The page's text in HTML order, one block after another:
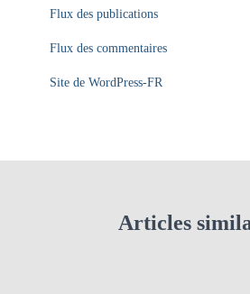
Flux des publications
Flux des commentaires
Site de WordPress-FR
Articles